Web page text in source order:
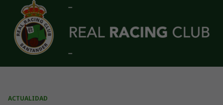
Skip to main content
ACTUALIDAD